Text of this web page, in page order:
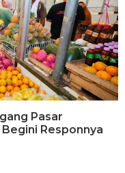
Pasar
Responnya